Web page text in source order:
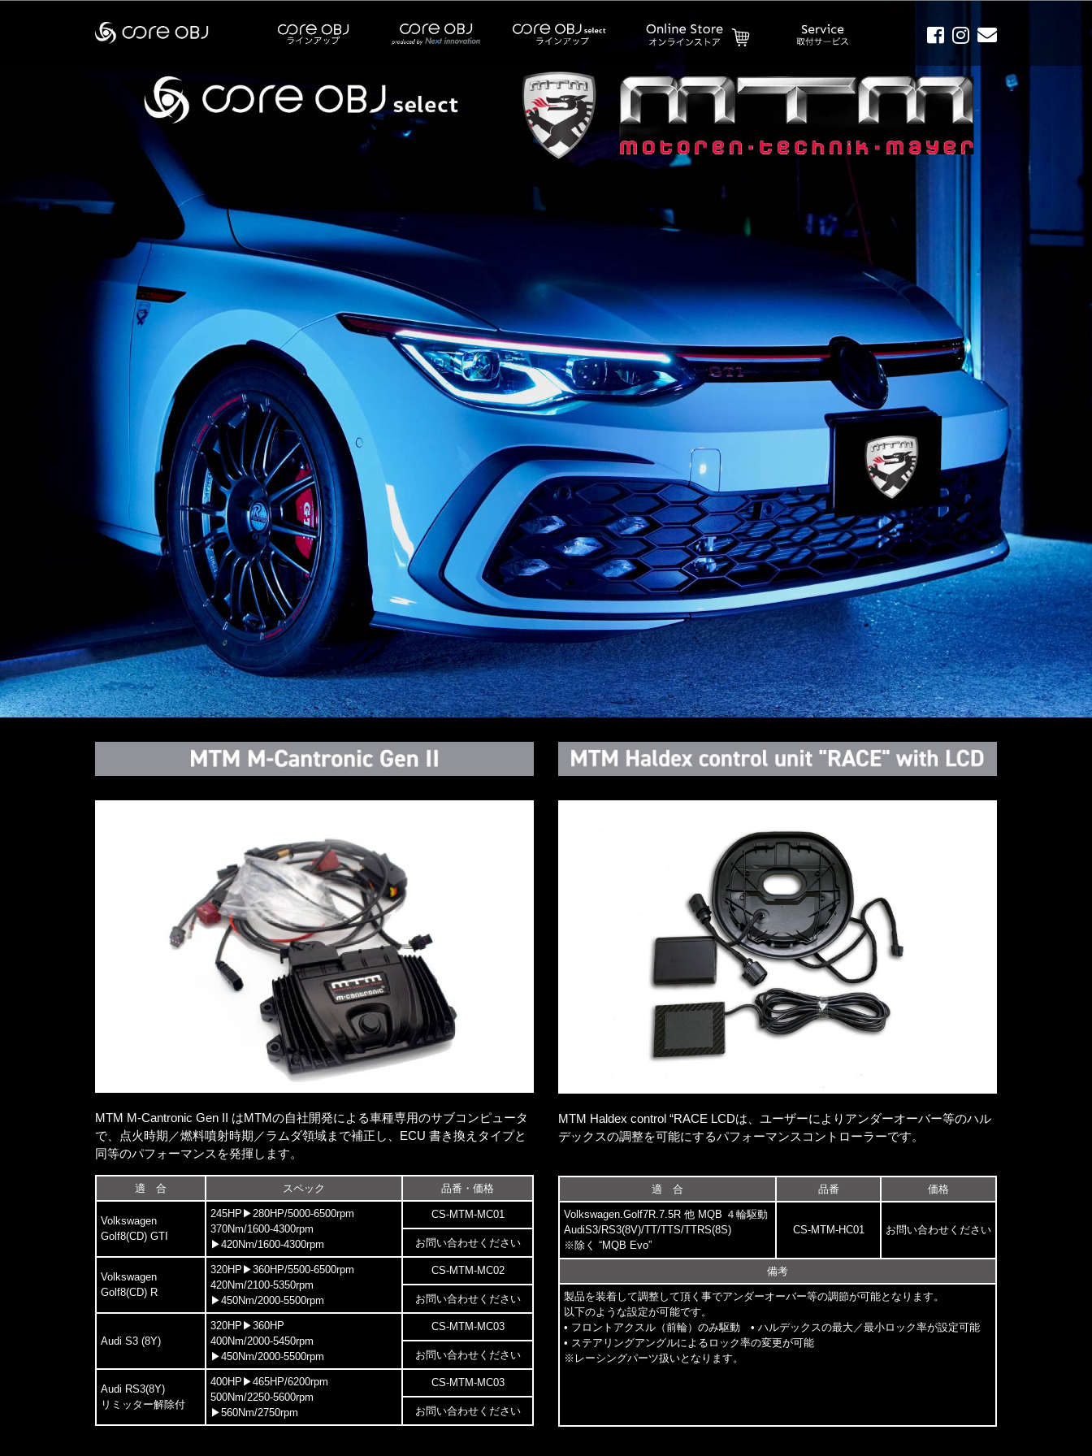
MTM M-Cantronic Gen II はMTMの自社開発による車種専用のサブコンピュータ
で、点火時期／燃料噴射時期／ラムダ領域まで補正し、ECU 書き換えタイプと
同等のパフォーマンスを発揮します。
適 合 スペック 品番・価格
Volkswagen
Golf8(CD) GTI
245HP▶280HP/5000-6500rpm
370Nm/1600-4300rpm
▶420Nm/1600-4300rpm
CS-MTM-MC01
お問い合わせください
Volkswagen
Golf8(CD) R
320HP▶360HP/5500-6500rpm
420Nm/2100-5350rpm
▶450Nm/2000-5500rpm
CS-MTM-MC02
お問い合わせください
Audi S3 (8Y)
320HP▶360HP
400Nm/2000-5450rpm
▶450Nm/2000-5500rpm
CS-MTM-MC03
お問い合わせください
Audi RS3(8Y)
リミッター解除付
400HP▶465HP/6200rpm
500Nm/2250-5600rpm
▶560Nm/2750rpm
CS-MTM-MC03
お問い合わせください
MTM Haldex control “RACE LCDは、ユーザーによりアンダーオーバー等のハル
デックスの調整を可能にするパフォーマンスコントローラーです。
適 合 品番 価格
Volkswagen.Golf7R.7.5R 他 MQB ４輪駆動
AudiS3/RS3(8V)/TT/TTS/TTRS(8S)
※除く “MQB Evo”
CS-MTM-HC01 お問い合わせください
備考
製品を装着して調整して頂く事でアンダーオーバー等の調節が可能となります。
以下のような設定が可能です。
• フロントアクスル（前輪）のみ駆動 • ハルデックスの最大／最小ロック率が設定可能
• ステアリングアングルによるロック率の変更が可能
※レーシングパーツ扱いとなります。